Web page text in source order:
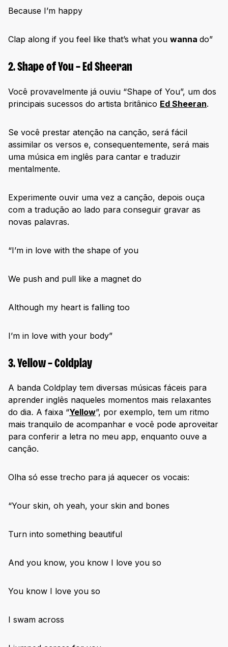
Because I’m happy
Clap along if you feel like that’s what you wanna do”
2. Shape of You – Ed Sheeran
Você provavelmente já ouviu “Shape of You”, um dos
principais sucessos do artista britânico Ed Sheeran.
Se você prestar atenção na canção, será fácil
assimilar os versos e, consequentemente, será mais
uma música em inglês para cantar e traduzir
mentalmente.
Experimente ouvir uma vez a canção, depois ouça
com a tradução ao lado para conseguir gravar as
novas palavras.
“I’m in love with the shape of you
We push and pull like a magnet do
Although my heart is falling too
I’m in love with your body”
3. Yellow – Coldplay
A banda Coldplay tem diversas músicas fáceis para
aprender inglês naqueles momentos mais relaxantes
do dia. A faixa “Yellow”, por exemplo, tem um ritmo
mais tranquilo de acompanhar e você pode aproveitar
para conferir a letra no meu app, enquanto ouve a
canção.
Olha só esse trecho para já aquecer os vocais:
“Your skin, oh yeah, your skin and bones
Turn into something beautiful
And you know, you know I love you so
You know I love you so
I swam across